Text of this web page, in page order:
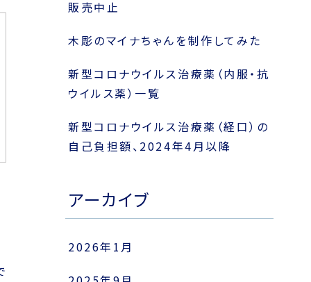
販売中止
木彫のマイナちゃんを制作してみた
新型コロナウイルス治療薬（内服・抗
ウイルス薬）一覧
新型コロナウイルス治療薬（経口）の
自己負担額、2024年4月以降
アーカイブ
2026年1月